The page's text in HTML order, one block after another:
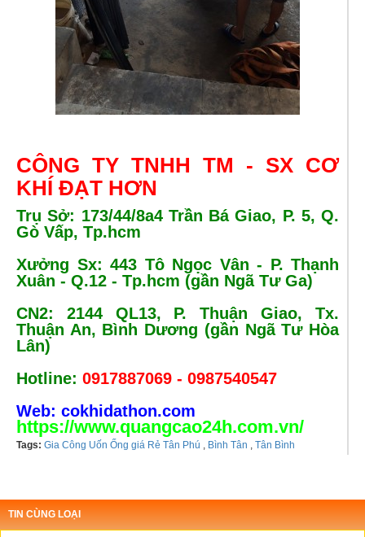
CÔNG TY TNHH TM - SX CƠ
KHÍ ĐẠT HƠN
Trụ Sở: 173/44/8a4 Trần Bá Giao, P. 5, Q.
Gò Vấp, Tp.hcm
Xưởng Sx: 443 Tô Ngọc Vân - P. Thạnh
Xuân - Q.12 - Tp.hcm (gần Ngã Tư Ga)
CN2: 2144 QL13, P. Thuận Giao, Tx.
Thuận An, Bình Dương (gần Ngã Tư Hòa
Lân)
Hotline: 0917887069 - 0987540547
Web: cokhidathon.com
https://www.quangcao24h.com.vn/
Tags: Gia Công Uốn Ống giá Rẻ Tân Phú , Bình Tân , Tân Bình
TIN CÙNG LOẠI